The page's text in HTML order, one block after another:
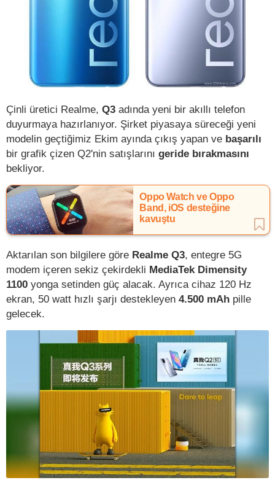
Çinli üretici Realme, Q3 adında yeni bir akıllı telefon
duyurmaya hazırlanıyor. Şirket piyasaya süreceği yeni
modelin geçtiğimiz Ekim ayında çıkış yapan ve başarılı
bir grafik çizen Q2'nin satışlarını geride bırakmasını
bekliyor.
Oppo Watch ve Oppo
Band, iOS desteğine
kavuştu
Aktarılan son bilgilere göre Realme Q3, entegre 5G
modem içeren sekiz çekirdekli MediaTek Dimensity
1100 yonga setinden güç alacak. Ayrıca cihaz 120 Hz
ekran, 50 watt hızlı şarjı destekleyen 4.500 mAh pille
gelecek.